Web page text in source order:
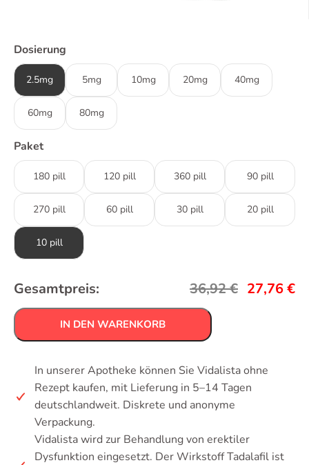
Dosierung
2.5mg 5mg 10mg 20mg 40mg
60mg 80mg
Paket
180 pill 120 pill 360 pill 90 pill
270 pill 60 pill 30 pill 20 pill
10 pill
Gesamtpreis: 36,92€ 27,76€
IN DEN WARENKORB
In unserer Apotheke können Sie Vidalista ohne
Rezept kaufen, mit Lieferung in 5–14 Tagen
deutschlandweit. Diskrete und anonyme
Verpackung.
Vidalista wird zur Behandlung von erektiler
Dysfunktion eingesetzt. Der Wirkstoff Tadalafil ist